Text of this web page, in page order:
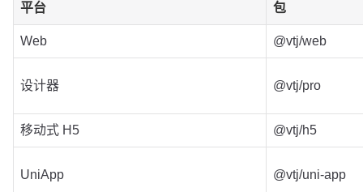
平台 包
Web @vtj/web
设计器 @vtj/pro
移动式 H5 @vtj/h5
UniApp @vtj/uni-app